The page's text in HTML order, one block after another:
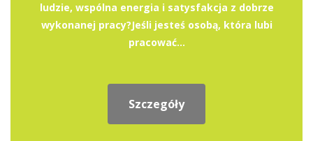
ludzie, wspólna energia i satysfakcja z dobrze
wykonanej pracy?Jeśli jesteś osobą, która lubi
pracować...
Szczegóły